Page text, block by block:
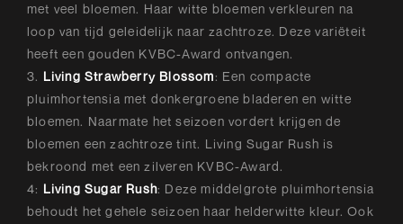
met veel bloemen. Haar witte bloemen verkleuren na
loop van tijd geleidelijk naar zachtroze. Deze variëteit
heeft een gouden KVBC-Award ontvangen.
3. Living Strawberry Blossom: Een compacte
pluimhortensia met donkergroene bladeren en witte
bloemen. Naarmate het seizoen vordert krijgen de
bloemen een zachtroze tint. Living Sugar Rush is
bekroond met een zilveren KVBC-Award.
4: Living Sugar Rush: Deze middelgrote pluimhortensia
behoudt het gehele seizoen haar helderwitte kleur. Ook